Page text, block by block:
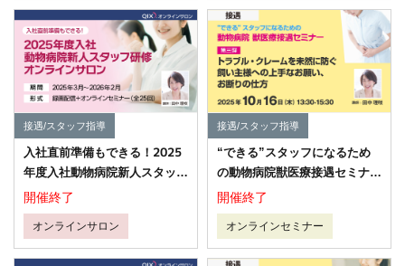
接遇/スタッフ指導
入社直前準備もできる！2025
年度入社動物病院新人スタッフ
研修オンラインサロン
オンラインサロン
開催終了
接遇/スタッフ指導
“できる”スタッフになるため
の動物病院獣医療接遇セミナー
シリーズ 第3弾 ～トラブル・
クレームを未然に防ぐ飼い主様
への上手なお願い、お断りの仕
方～
オンラインセミナー
開催終了